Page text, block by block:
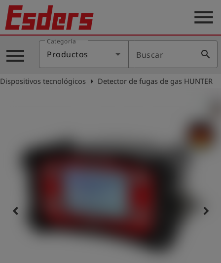
Productos
Blog
Aplicaciones
Contacto
account_circle
menu
menu
Categoría
Productos Buscar search
Dispositivos tecnológicos arrow_right Detector de fugas de gas HUNTER
keyboard_arrow_left keyboard_arrow_right